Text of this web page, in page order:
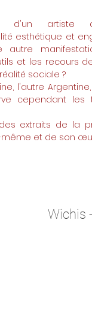
d'un artiste
esthétique et
autre
et les recours
sociale ?
l'autre
cependant les
extraits de la
même et de son
Wichis